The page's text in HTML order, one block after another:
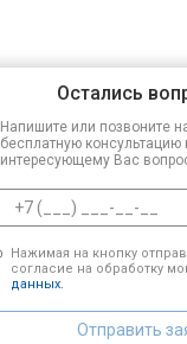
Остались
Напишите или позвоните
бесплатную консультацию
интересующему Вас
Нажимая на кнопку
согласие на обработку
данных.
Отправить